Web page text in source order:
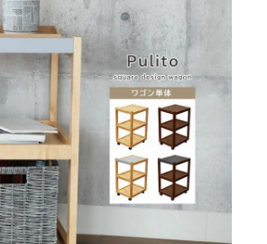
で探す
冷感寝具 ワークデスク ウィルトンラ